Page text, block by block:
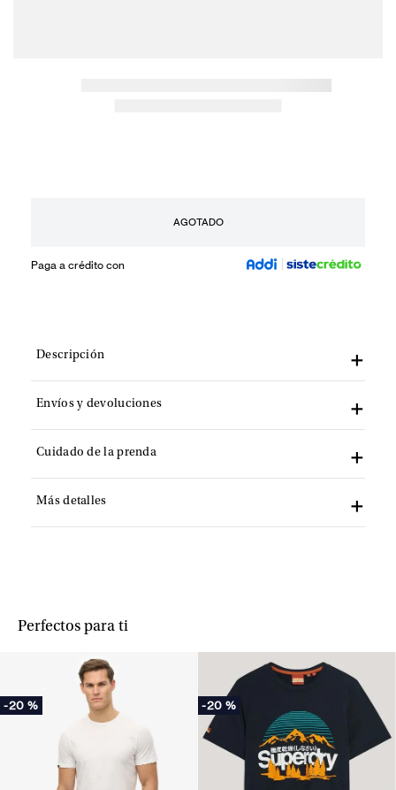
AGOTADO
Paga a crédito con
Descripción
Envíos y devoluciones
Cuidado de la prenda
Más detalles
Perfectos para ti
-20 % -20 %